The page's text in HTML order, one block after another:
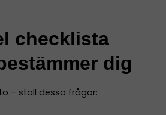
checklista
dig
– ställ dessa frågor: